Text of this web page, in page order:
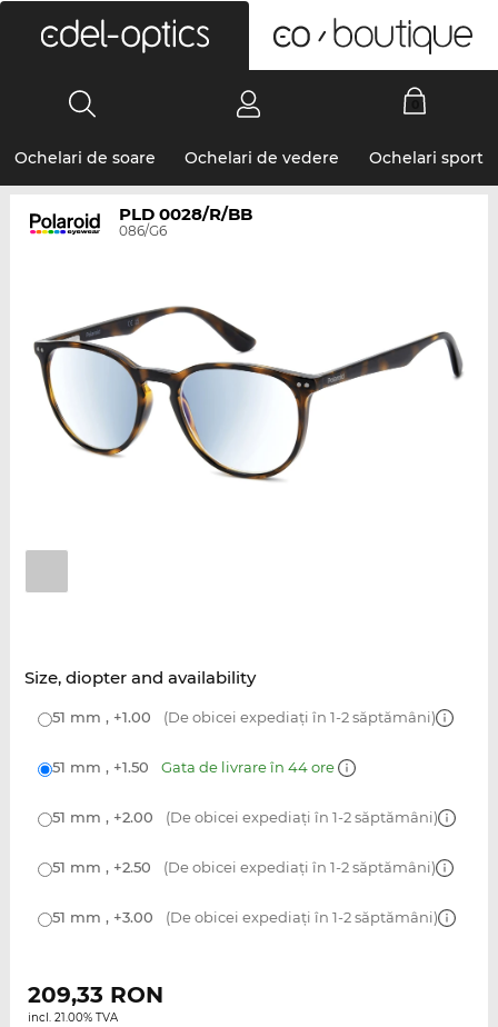
Ochelari de soare Ochelari de vedere Ochelari sport
PLD 0028/R/BB
086/G6
Size, diopter and availability
51 mm , +1.00 (De obicei expediați în 1-2 săptămâni)
51 mm , +1.50 Gata de livrare în 44 ore
51 mm , +2.00 (De obicei expediați în 1-2 săptămâni)
51 mm , +2.50 (De obicei expediați în 1-2 săptămâni)
51 mm , +3.00 (De obicei expediați în 1-2 săptămâni)
209,33 RON
incl. 21.00% TVA